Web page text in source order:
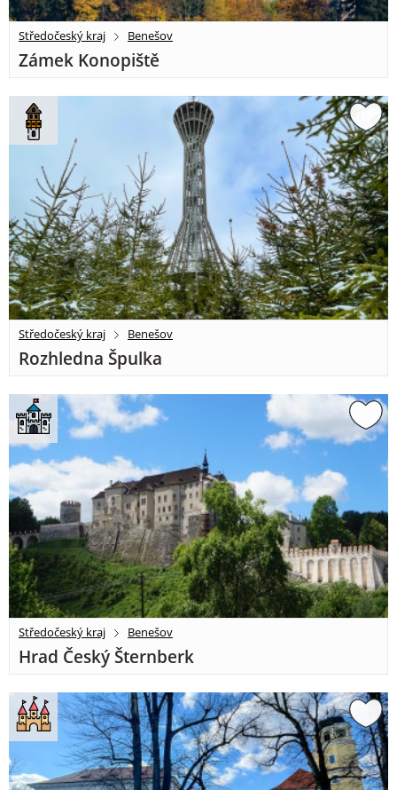
Středočeský kraj Benešov
Zámek Konopiště
Středočeský kraj Benešov
Rozhledna Špulka
Středočeský kraj Benešov
Hrad Český Šternberk